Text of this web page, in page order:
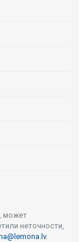
может
неточности,
.